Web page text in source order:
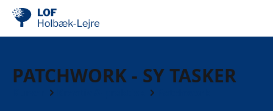
PATCHWORK - SY TASKER